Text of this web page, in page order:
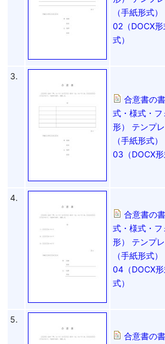
（手紙形式
02（DOCX
式）
3.
合意書の
式・様式・
形） テンプ
（手紙形式
03（DOCX形
4.
合意書の
式・様式・
形） テンプ
（手紙形式
04（DOCX
式）
5.
合意書の